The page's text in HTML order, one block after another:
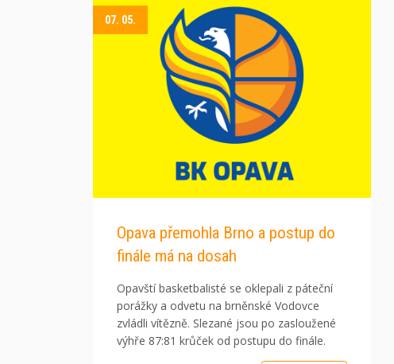
07. 05.
Opava přemohla Brno a postup do
finále má na dosah
Opavští basketbalisté se oklepali z páteční
porážky a odvetu na brněnské Vodovce
zvládli vítězně. Slezané jsou po zasloužené
výhře 87:81 krůček od postupu do finále.